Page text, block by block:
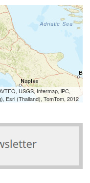
USGS, Intermap, iPC,
Esri (Thailand), TomTom, 2012